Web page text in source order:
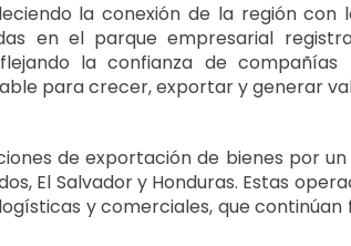
la conexión de la región con
en el parque empresarial
la confianza de compañías
para crecer, exportar y generar
de exportación de bienes por un
El Salvador y Honduras. Estas
y comerciales, que